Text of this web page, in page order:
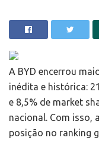
A BYD encerrou
inédita e histórica:
e 8,5% de market
nacional. Com isso,
posição no ranking